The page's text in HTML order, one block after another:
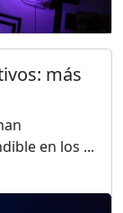
más
en los ...